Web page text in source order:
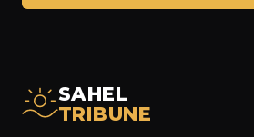
SAHEL
TRIBUNE